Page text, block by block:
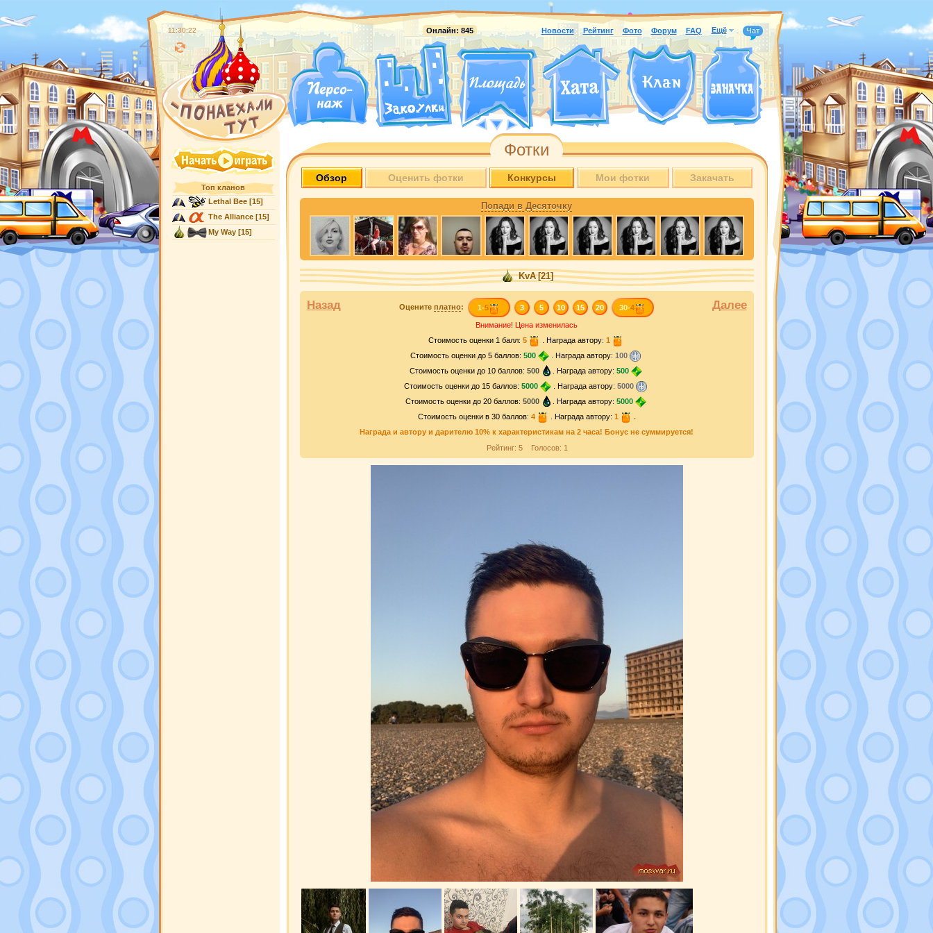
Онлайн: 845 Новости Рейтинг Фото Форум FAQ Ещё Чат
11:30:23
Топ кланов
Lethal Bee[15]
The Alliance[15]
My Way[15]
Фотки
Обзор Оценить фотки Конкурсы Мои фотки Закачать
Попади в Десяточку
KvA [21]
Назад Далее
Оцените платно: 1-5 3 5 10 15 20 30-4
Внимание! Цена изменилась
Стоимость оценки 1 балл: 5 . Награда автору: 1
Стоимость оценки до 5 баллов: 500 . Награда автору: 100
Стоимость оценки до 10 баллов: 500 . Награда автору: 500
Стоимость оценки до 15 баллов: 5000 . Награда автору: 5000
Стоимость оценки до 20 баллов: 5000 . Награда автору: 5000
Стоимость оценки в 30 баллов: 4 . Награда автору: 1
.
Награда и автору и дарителю 10% к характеристикам на 2 часа! Бонус не суммируется!
Рейтинг: 5Голосов: 1